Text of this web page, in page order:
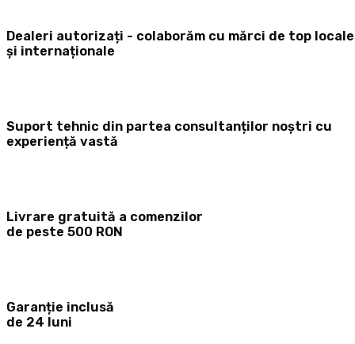
Dealeri autorizați - colaborăm cu mărci de top locale
și internaționale
Suport tehnic din partea consultanților noștri cu
experiență vastă
Livrare gratuită a comenzilor
de peste 500 RON
Garanție inclusă
de 24 luni